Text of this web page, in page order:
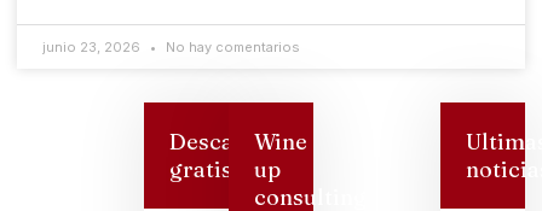
junio 23, 2026 No hay comentarios
Descarga
gratis
Wine
up
consulting